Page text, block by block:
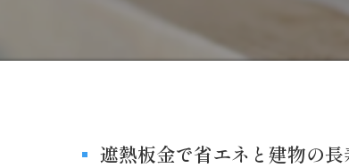
遮熱板金で省エネと建物の